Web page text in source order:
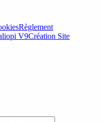
Règlement
V9Création Site